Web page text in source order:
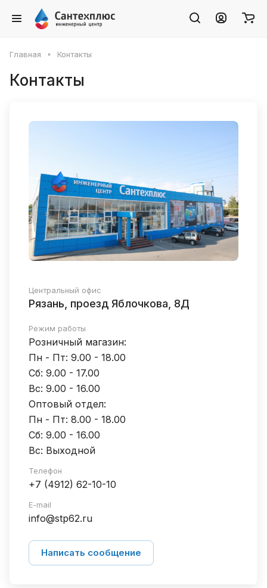
Главная Контакты
Контакты
Центральный офис
Рязань, проезд Яблочкова, 8Д
Режим работы
Розничный магазин:
Пн - Пт: 9.00 - 18.00
Сб: 9.00 - 17.00
Вс: 9.00 - 16.00
Оптовый отдел:
Пн - Пт: 8.00 - 18.00
Сб: 9.00 - 16.00
Вс: Выходной
Телефон
+7 (4912) 62-10-10
E-mail
info@stp62.ru
Написать сообщение